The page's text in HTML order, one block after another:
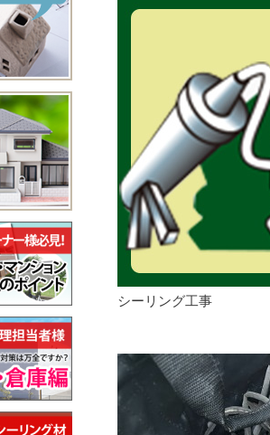
シーリング工事